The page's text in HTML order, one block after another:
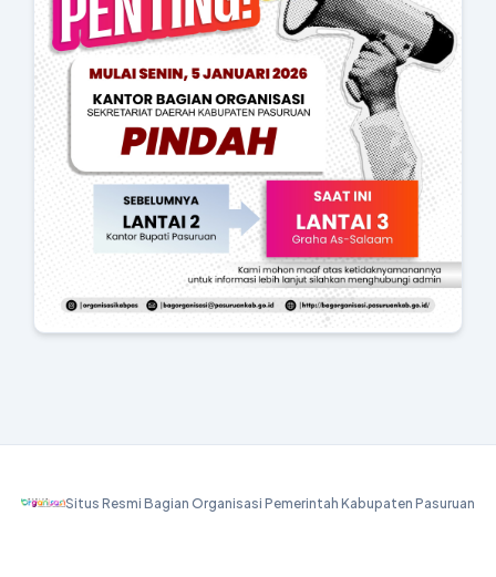
Situs Resmi Bagian Organisasi Pemerintah Kabupaten Pasuruan